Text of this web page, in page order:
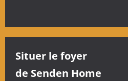
Situer le foyer
de Senden Home